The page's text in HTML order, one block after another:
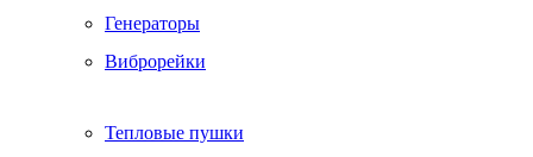
Генераторы
Виброрейки
Тепловые пушки